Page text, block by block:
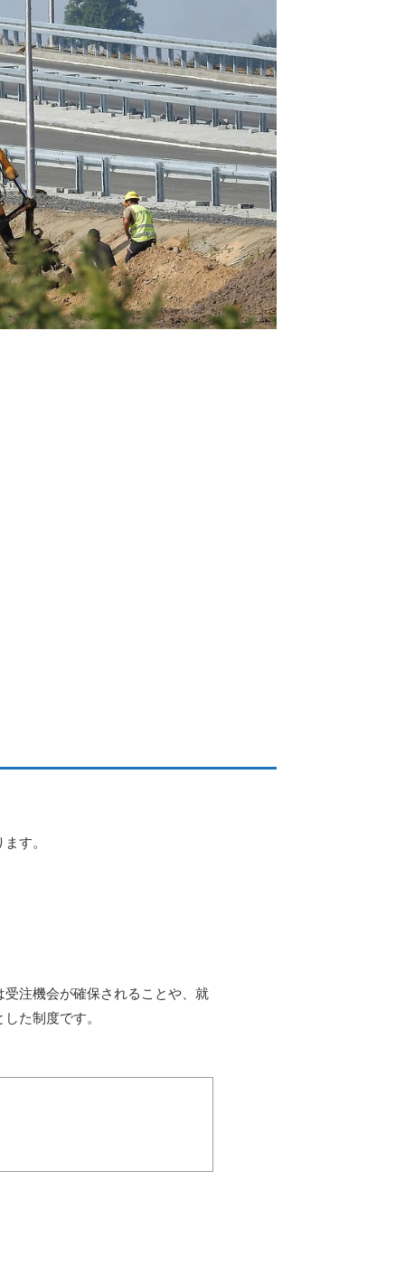
す。
注機会が確保されることや、就
た制度です。